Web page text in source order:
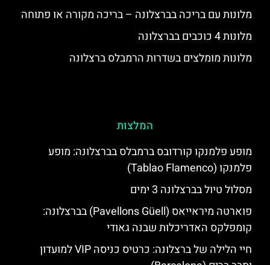
מלונות עם בריכה בברצלונה – בריכה מקורה או פתוחה
מלונות 4 כוכבים בברצלונה
מלונות מומלצים בשדרות הרמבלס ברצלונה
המלצות
מופע פלמנקו קורדובס ברמבלס בברצלונה: מופע
פלמנקו (Tablao Flamenco)
מסלול טיול בברצלונה 3 ימים
פוארטה מיראייאס (Pavellons Güell) בברצלונה:
קומפלקס האדריכלות שבנה גאודי
חיי הלילה של ברצלונה: כרטיס כניסה VIP למועדון